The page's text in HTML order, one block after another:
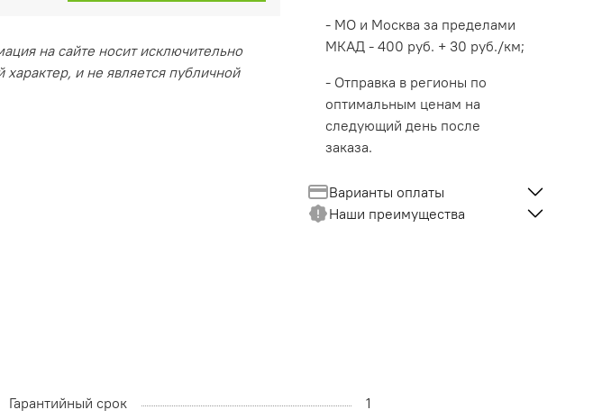
на сайте носит исключительно
характер, и не является публичной
- МО и Москва за пределами
МКАД - 400 руб. + 30 руб./км;
- Отправка в регионы по
оптимальным ценам на
следующий день после
заказа.
Варианты оплаты
Наши преимущества
Гарантийный срок 1